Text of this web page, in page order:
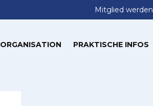
Mitglied werden
ORGANISATION PRAKTISCHE INFOS